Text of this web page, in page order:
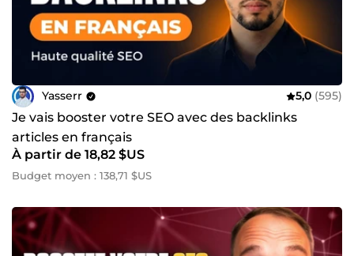
Yasserr 5,0 (595)
Je vais booster votre SEO avec des backlinks
articles en français
À partir de 18,82 $US
Budget moyen : 138,71 $US